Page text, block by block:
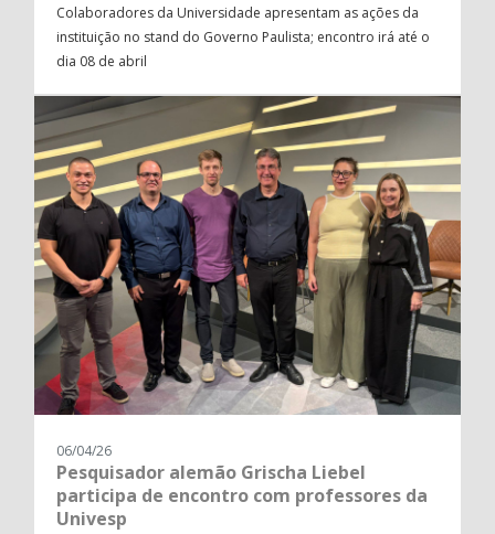
Colaboradores da Universidade apresentam as ações da
instituição no stand do Governo Paulista; encontro irá até o
dia 08 de abril
06/04/26
Pesquisador alemão Grischa Liebel
participa de encontro com professores da
Univesp